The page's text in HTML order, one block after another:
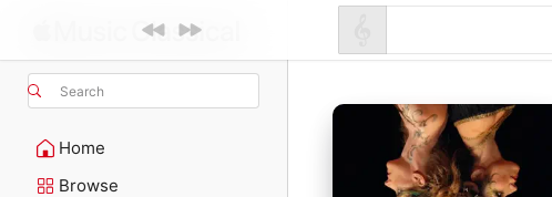
Search
Home
Browse